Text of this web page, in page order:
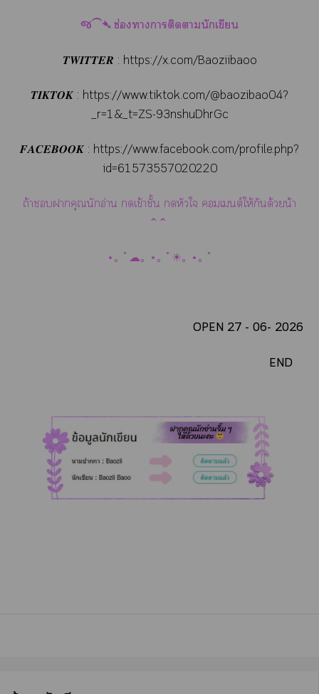
જ⁀➴ ช่องาาติดานักเขียน
𝑻𝑾𝑰𝑻𝑻𝑬𝑹 : https://x.com/Baoziibaoo
𝑻𝑰𝑲𝑻𝑶𝑲 : https://www.tiktok.com/@baozibao04?
_r=1&_t=ZS-93nshuDhrGc
𝑭𝑨𝑪𝑬𝑩𝑶𝑶𝑲 : https://www.facebook.com/profile.php?
id=61573557020220
ถ้าาคุณนักอ่าน เข้าชั้น หัวใ เต์ให้กันด้วยน้า
⌃⌃
⋆｡ ﾟ☁︎｡ ⋆｡ ﾟ☀︎｡ ⋆｡ ﾟ
OPEN 27 - 06- 2026
END